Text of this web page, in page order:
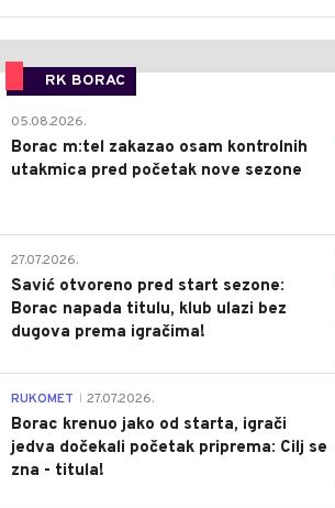
RK BORAC
05.08.2026.
Borac m:tel zakazao osam kontrolnih
utakmica pred početak nove sezone
27.07.2026.
Savić otvoreno pred start sezone:
Borac napada titulu, klub ulazi bez
dugova prema igračima!
RUKOMET 27.07.2026.
Borac krenuo jako od starta, igrači
jedva dočekali početak priprema: Cilj se
zna - titula!